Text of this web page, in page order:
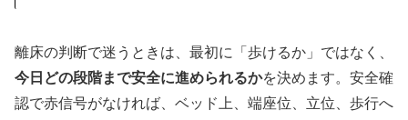
離床の判断で迷うときは、最初に「歩けるか」ではなく、
今日どの段階まで安全に進められるかを決めます。安全確
認で赤信号がなければ、ベッド上、端座位、立位、歩行へ